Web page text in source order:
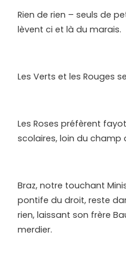
Rien de rien – seuls de
lèvent ci et là du marais.
Les Verts et les Rouges
Les Roses préfèrent
scolaires, loin du champ
Braz, notre touchant
pontife du droit, reste
rien, laissant son frère
merdier.